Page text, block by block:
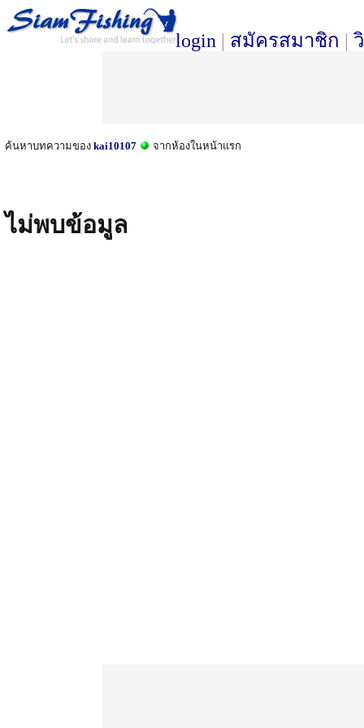
login | สมัครสมาชิก |
ค้นหาบทความของ kai10107 จากห้องในหน้าแรก
ไม่พบข้อมูล